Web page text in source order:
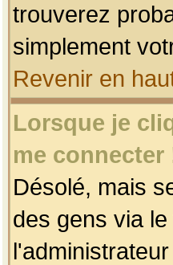
trouverez
simplement
Revenir en
Lorsque je
me connecter
Désolé, mais
des gens via